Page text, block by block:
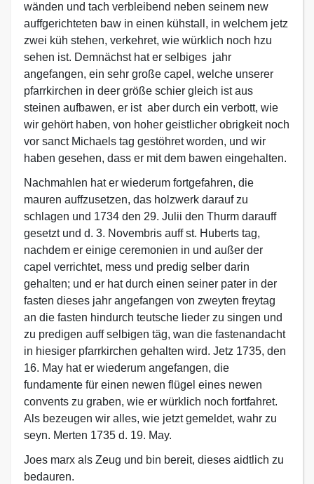
wänden und tach verbleibend neben seinem new
auffgerichteten baw in einen kühstall, in welchem jetz
zwei küh stehen, verkehret, wie würklich noch hzu
sehen ist. Demnächst hat er selbiges jahr
angefangen, ein sehr große capel, welche unserer
pfarrkirchen in deer größe schier gleich ist aus
steinen aufbawen, er ist aber durch ein verbott, wie
wir gehört haben, von hoher geistlicher obrigkeit noch
vor sanct Michaels tag gestöhret worden, und wir
haben gesehen, dass er mit dem bawen eingehalten.
Nachmahlen hat er wiederum fortgefahren, die
mauren auffzusetzen, das holzwerk darauf zu
schlagen und 1734 den 29. Julii den Thurm darauff
gesetzt und d. 3. Novembris auff st. Huberts tag,
nachdem er einige ceremonien in und außer der
capel verrichtet, mess und predig selber darin
gehalten; und er hat durch einen seiner pater in der
fasten dieses jahr angefangen von zweyten freytag
an die fasten hindurch teutsche lieder zu singen und
zu predigen auff selbigen täg, wan die fastenandacht
in hiesiger pfarrkirchen gehalten wird. Jetz 1735, den
16. May hat er wiederum angefangen, die
fundamente für einen newen flügel eines newen
convents zu graben, wie er würklich noch fortfahret.
Als bezeugen wir alles, wie jetzt gemeldet, wahr zu
seyn. Merten 1735 d. 19. May.
Joes marx als Zeug und bin bereit, dieses aidtlich zu
bedauren.